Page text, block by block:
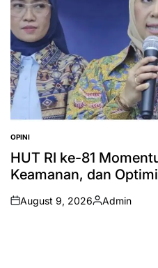
POSTED
IN
OPINI
HUT RI ke-81
Keamanan, dan
on
August 9, 2026
Posted
Admin